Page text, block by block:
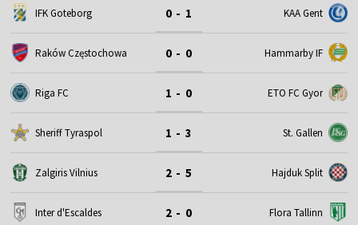
IFK Goteborg 0 - 1 KAA Gent
Raków Częstochowa 0 - 0 Hammarby IF
Riga FC 1 - 0 ETO FC Gyor
Sheriff Tyraspol 1 - 3 St. Gallen
Zalgiris Vilnius 2 - 5 Hajduk Split
Inter d'Escaldes 2 - 0 Flora Tallinn